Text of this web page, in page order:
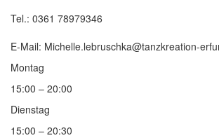
Tel.: 0361 78979346
E-Mail: Michelle.lebruschka@tanzkreation-
Montag
15:00 – 20:00
Dienstag
15:00 – 20:30